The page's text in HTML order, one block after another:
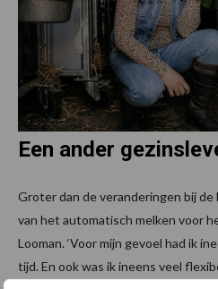
Een ander
Groter dan de veranderingen bij
van het automatisch melken voor
Looman. ‘Voor mijn gevoel had ik
tijd. En ook was ik ineens veel